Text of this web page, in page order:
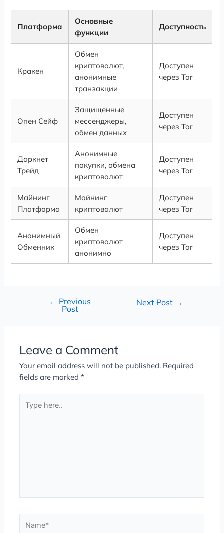
Платформа
Основные
функции
Доступность
Кракен
Обмен
криптовалют,
анонимные
транзакции
Доступен
через Tor
Опен Сейф
Защищенные
мессенджеры,
обмен данных
Доступен
через Tor
Даркнет
Трейд
Анонимные
покупки, обмена
криптовалют
Доступен
через Tor
Майнинг
Платформа
Майнинг
криптовалют
Доступен
через Tor
Анонимный
Обменник
Обмен
криптовалют
анонимно
Доступен
через Tor
← Previous
Post
Next Post →
Leave a Comment
Your email address will not be published. Required
fields are marked*
here..